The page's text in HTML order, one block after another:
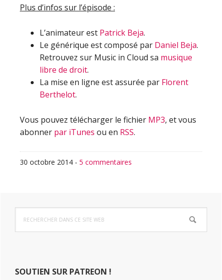
Plus d’infos sur l’épisode :
L’animateur est Patrick Beja.
Le générique est composé par Daniel Beja.
Retrouvez sur Music in Cloud sa musique
libre de droit.
La mise en ligne est assurée par Florent
Berthelot.
Vous pouvez télécharger le fichier MP3, et vous
abonner par iTunes ou en RSS.
30 octobre 2014 - 5 commentaires
Barre
latérale
dans
ce
SOUTIEN SUR PATREON !